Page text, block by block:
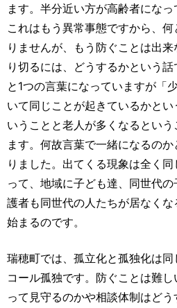
ます。半分近い方が高齢者になっ
これはもう異常事態ですから、
りませんが、もう防ぐことは出
り切るには、どうするかという話
と1つの言葉になっていますが「
いて同じことが起きているかと
いうことと老人が多くなるとい
ます。何故言葉で一緒になるの
りました。出てくる現象は全く
って、地域に子ども達、同世代
護者も同世代の人たちが居なく
始まるのです。
瑞穂町では、孤立化と孤独化は
コール孤独です。防ぐことは難
って見守るのかや相談体制はど